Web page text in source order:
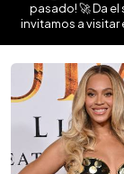
pasado! 🚀 Da
invitamos a